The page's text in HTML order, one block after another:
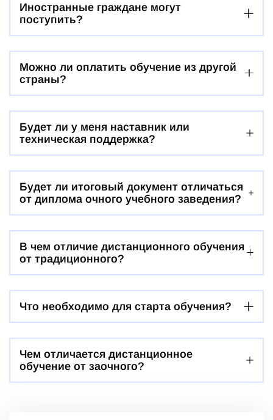
Иностранные граждане могут
поступить?
Можно ли оплатить обучение из другой
страны?
Будет ли у меня наставник или
техническая поддержка?
Будет ли итоговый документ отличаться
от диплома очного учебного заведения?
В чем отличие дистанционного обучения
от традиционного?
Что необходимо для старта обучения?
Чем отличается дистанционное
обучение от заочного?